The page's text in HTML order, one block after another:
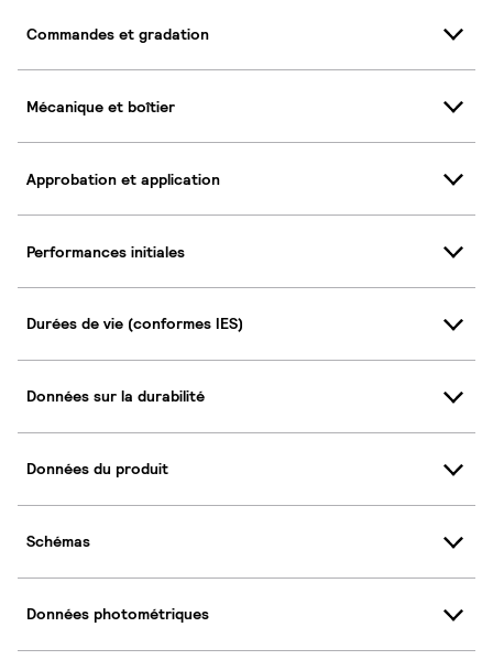
Commandes et gradation
Mécanique et boîtier
Approbation et application
Performances initiales
Durées de vie (conformes IES)
Données sur la durabilité
Données du produit
Schémas
Données photométriques